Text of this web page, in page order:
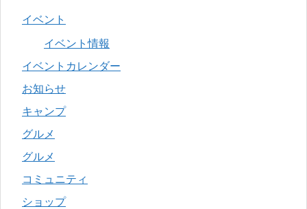
イベント
イベント情報
イベントカレンダー
お知らせ
キャンプ
グルメ
グルメ
コミュニティ
ショップ